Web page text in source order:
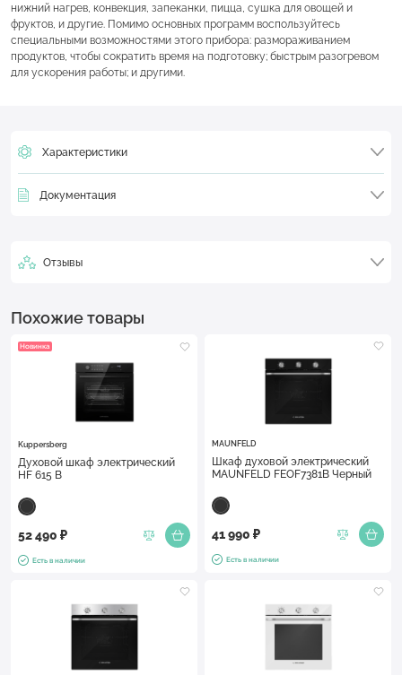
нижний нагрев, конвекция, запеканки, пицца, сушка для овощей и
фруктов, и другие. Помимо основных программ воспользуйтесь
специальными возможностями этого прибора: размораживанием
продуктов, чтобы сократить время на подготовку; быстрым разогревом
для ускорения работы; и другими.
Характеристики
Документация
Отзывы
Похожие товары
Новинка
Kuppersberg
Духовой шкаф электрический
HF 615 B
52 490 ₽
Есть в наличии
MAUNFELD
Шкаф духовой электрический
MAUNFELD FEOF7381B Черный
41 990 ₽
Есть в наличии